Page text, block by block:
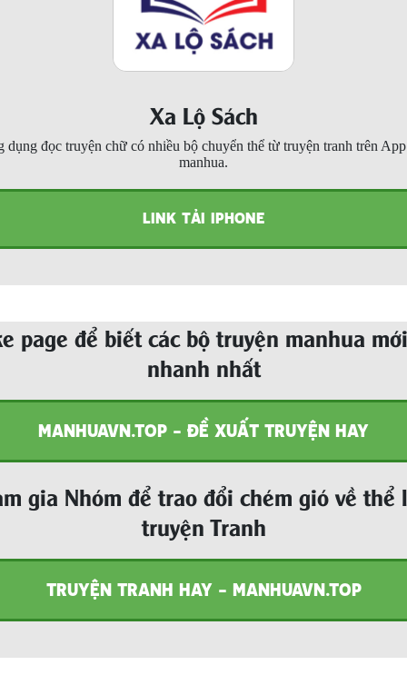
Xa Lộ Sách
dụng đọc truyện chữ có nhiều bộ chuyển thể từ truyện tranh trên
manhua.
LINK TẢI IPHONE
page để biết các bộ truyện manhua
nhanh nhất
MANHUAVN.TOP - ĐỀ XUẤT TRUYỆN HAY
gia Nhóm để trao đổi chém gió về thể
truyện Tranh
TRUYỆN TRANH HAY - MANHUAVN.TOP